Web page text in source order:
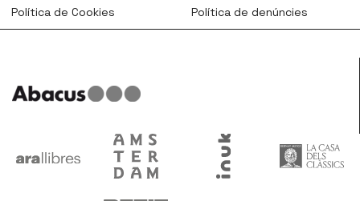
Política de Cookies Política de denúncies